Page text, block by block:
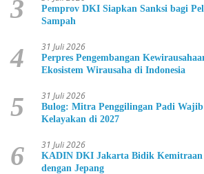
3
Pemprov DKI Siapkan Sanksi bagi
Sampah
4 31 Juli 2026
Perpres Pengembangan
Ekosistem Wirausaha di Indonesia
5 31 Juli 2026
Bulog: Mitra Penggilingan Padi
Kelayakan di 2027
6 31 Juli 2026
KADIN DKI Jakarta Bidik Kemitraan
dengan Jepang